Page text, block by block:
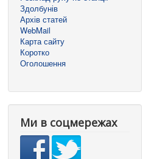
Здолбунів
Архів статей
WebMail
Карта сайту
Коротко
Оголошення
Ми в соцмережах